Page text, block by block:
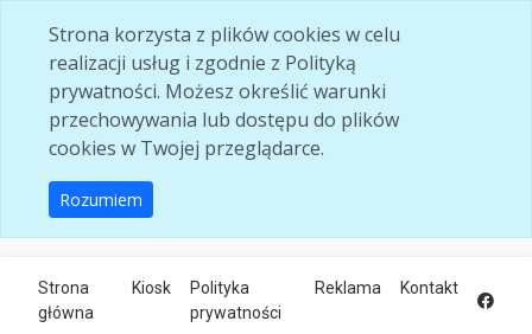
Strona korzysta z plików cookies w celu
realizacji usług i zgodnie z Polityką
prywatności. Możesz określić warunki
przechowywania lub dostępu do plików
cookies w Twojej przeglądarce.
Rozumiem
Strona
główna
Kiosk
Polityka
prywatności
Reklama Kontakt